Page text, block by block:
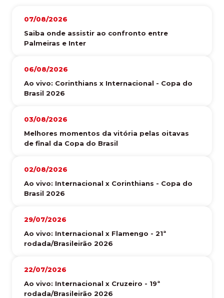
07/08/2026
Saiba onde assistir ao confronto entre
Palmeiras e Inter
06/08/2026
Ao vivo: Corinthians x Internacional - Copa do
Brasil 2026
03/08/2026
Melhores momentos da vitória pelas oitavas
de final da Copa do Brasil
02/08/2026
Ao vivo: Internacional x Corinthians - Copa do
Brasil 2026
29/07/2026
Ao vivo: Internacional x Flamengo - 21ª
rodada/Brasileirão 2026
22/07/2026
Ao vivo: Internacional x Cruzeiro - 19ª
rodada/Brasileirão 2026